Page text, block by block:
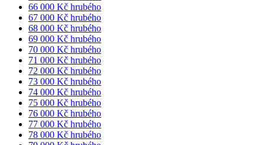
66 000 Kč hrubého
67 000 Kč hrubého
68 000 Kč hrubého
69 000 Kč hrubého
70 000 Kč hrubého
71 000 Kč hrubého
72 000 Kč hrubého
73 000 Kč hrubého
74 000 Kč hrubého
75 000 Kč hrubého
76 000 Kč hrubého
77 000 Kč hrubého
78 000 Kč hrubého